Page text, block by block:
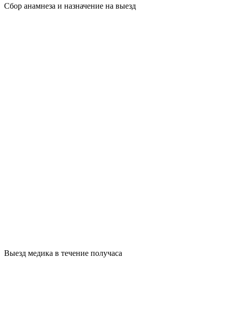
Сбор анамнеза и назначение на выезд
Выезд медика в течение получаса